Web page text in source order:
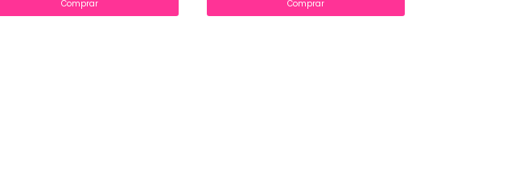
Comprar Comprar